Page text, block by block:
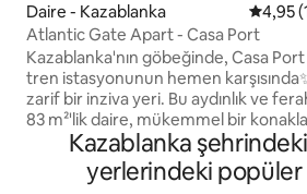
Daire - Kazablanka 54,95
Atlantic Gate Apart - Casa Port
Kazablanka'nın göbeğinde, Casa Port
tren istasyonunun hemen
zarif bir inziva yeri. Bu aydınlık ve
83 m²'lik daire, mükemmel bir
için ihtiyacınız olan tüm konforu
5 misafire kadar rahatça
Bahçe manzaralı 2 huzurlu yatak
Kazablanka
yerlerindeki popüler